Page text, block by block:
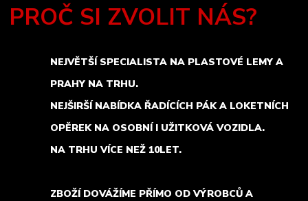
PROČ SI ZVOLIT NÁS?
NEJVĚTŠÍ SPECIALISTA NA PLASTOVÉ LEMY A
PRAHY NA TRHU.
NEJŠIRŠÍ NABÍDKA ŘADÍCÍCH PÁK A LOKETNÍCH
OPĚREK NA OSOBNÍ I UŽITKOVÁ VOZIDLA.
NA TRHU VÍCE NEŽ 10LET.
ZBOŽÍ DOVÁŽÍME PŘÍMO OD VÝROBCŮ A